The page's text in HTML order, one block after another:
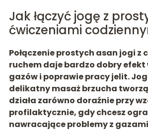
Jak łączyć jogę z
ćwiczeniami
Połączenie prostych asan jogi z
ruchem daje bardzo dobry efekt
gazów i poprawie pracy jelit.
delikatny masaż brzucha
działa zarówno doraźnie przy
profilaktycznie, gdy chcesz
nawracające problemy z